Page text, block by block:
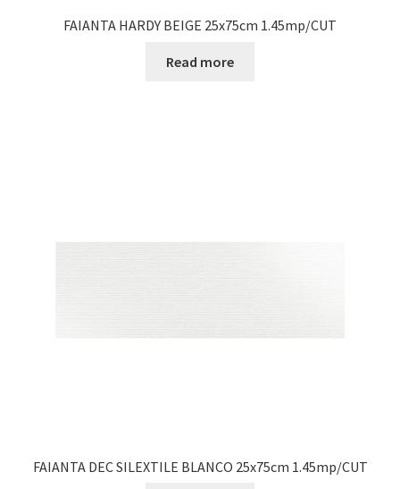
FAIANTA HARDY BEIGE 25x75cm 1.45mp/CUT
Read more
FAIANTA DEC SILEXTILE BLANCO 25x75cm 1.45mp/CUT